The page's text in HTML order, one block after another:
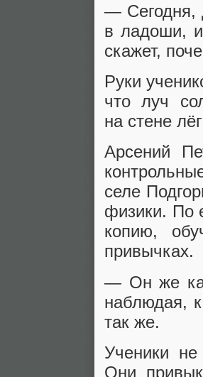
— Сегодня,
в ладоши,
скажет,
Руки
что луч
на стене
Арсений
селе
физики. По
копию,
привычках.
— Он же
наблюдая,
так же.
Ученики
Они